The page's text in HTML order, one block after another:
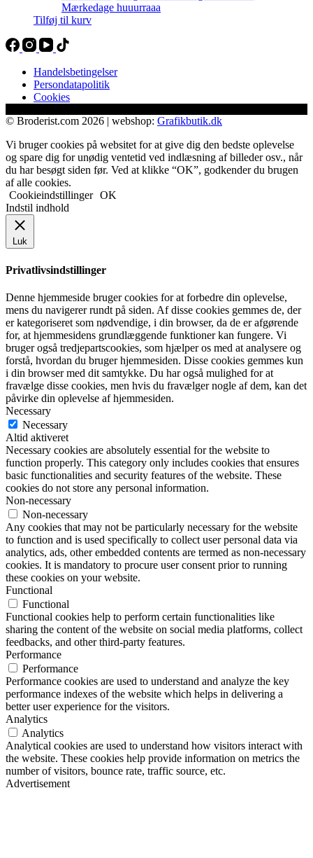
Mærkedage huuurraaa
Tilføj til kurv
Handelsbetingelser
Persondatapolitik
Cookies
© Broderist.com 2026 | webshop: Grafikbutik.dk
Vi bruger cookies på websitet for at give dig den bedste oplevelse
og spare dig for unødig ventetid ved indlæsning af billeder osv., når
du har besøgt siden før. Ved at klikke “OK”, godkender du brugen
af alle cookies.
Cookieindstillinger OK
Indstil indhold
Luk
Privatlivsindstillinger
Denne hjemmeside bruger cookies for at forbedre din oplevelse,
mens du navigerer rundt på siden. Af disse cookies gemmes de, der
er kategoriseret som nødvendige, i din browser, da de er afgørende
for, at hjemmesidens grundlæggende funktioner kan fungere. Vi
bruger også tredjepartscookies, som hjælper os med at analysere og
forstå, hvordan du bruger hjemmesiden. Disse cookies gemmes kun
i din browser med dit samtykke. Du har også mulighed for at
fravælge disse cookies, men hvis du fravælger nogle af dem, kan det
påvirke din oplevelse af hjemmesiden.
Necessary
Necessary
Altid aktiveret
Necessary cookies are absolutely essential for the website to
function properly. This category only includes cookies that ensures
basic functionalities and security features of the website. These
cookies do not store any personal information.
Non-necessary
Non-necessary
Any cookies that may not be particularly necessary for the website
to function and is used specifically to collect user personal data via
analytics, ads, other embedded contents are termed as non-necessary
cookies. It is mandatory to procure user consent prior to running
these cookies on your website.
Functional
Functional
Functional cookies help to perform certain functionalities like
sharing the content of the website on social media platforms, collect
feedbacks, and other third-party features.
Performance
Performance
Performance cookies are used to understand and analyze the key
performance indexes of the website which helps in delivering a
better user experience for the visitors.
Analytics
Analytics
Analytical cookies are used to understand how visitors interact with
the website. These cookies help provide information on metrics the
number of visitors, bounce rate, traffic source, etc.
Advertisement